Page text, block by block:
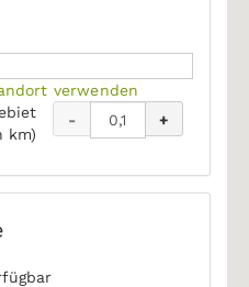
verwenden
km)
- +